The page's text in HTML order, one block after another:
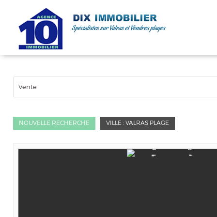
Vente
NOUVELLE RECHERCHE VILLE : VALRAS PLAGE